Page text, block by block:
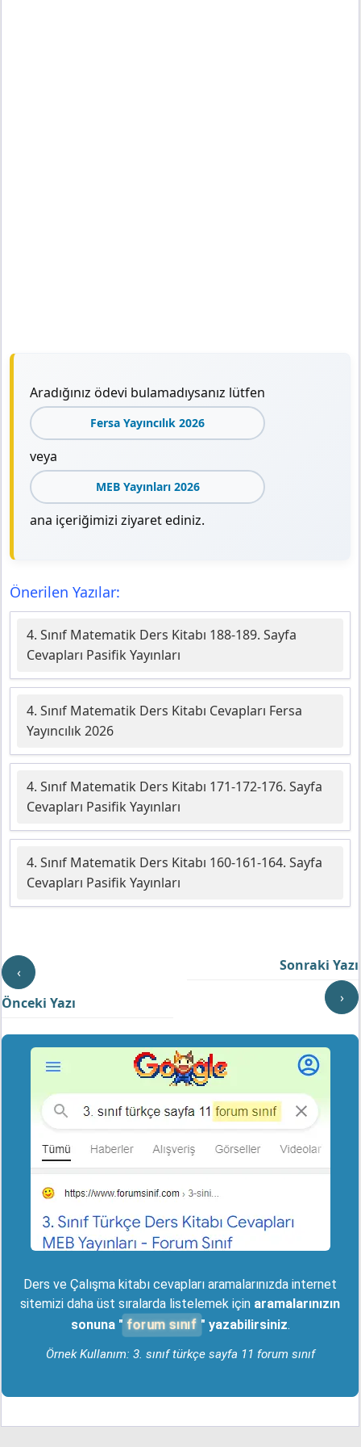
Aradığınız ödevi bulamadıysanız lütfen
Fersa Yayıncılık 2026
veya
MEB Yayınları 2026
ana içeriğimizi ziyaret ediniz.
Önerilen Yazılar:
4. Sınıf Matematik Ders Kitabı 188-189. Sayfa
Cevapları Pasifik Yayınları
4. Sınıf Matematik Ders Kitabı Cevapları Fersa
Yayıncılık 2026
4. Sınıf Matematik Ders Kitabı 171-172-176. Sayfa
Cevapları Pasifik Yayınları
4. Sınıf Matematik Ders Kitabı 160-161-164. Sayfa
Cevapları Pasifik Yayınları
‹
Önceki Yazı
Sonraki Yazı
›
Ders ve Çalışma kitabı cevapları aramalarınızda internet
sitemizi daha üst sıralarda listelemek için aramalarınızın
sonuna " forum sınıf " yazabilirsiniz.
Örnek Kullanım: 3. sınıf türkçe sayfa 11 forum sınıf